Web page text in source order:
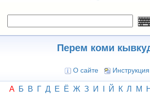
Перем коми
О сайте Инструкция
А Б В Г Д Е Ё Ж З И І Й К Л М